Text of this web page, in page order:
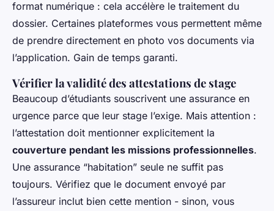
format numérique : cela accélère le traitement du
dossier. Certaines plateformes vous permettent même
de prendre directement en photo vos documents via
l’application. Gain de temps garanti.
Vérifier la validité des attestations de stage
Beaucoup d’étudiants souscrivent une assurance en
urgence parce que leur stage l’exige. Mais attention :
l’attestation doit mentionner explicitement la
couverture pendant les missions professionnelles.
Une assurance “habitation” seule ne suffit pas
toujours. Vérifiez que le document envoyé par
l’assureur inclut bien cette mention - sinon, vous